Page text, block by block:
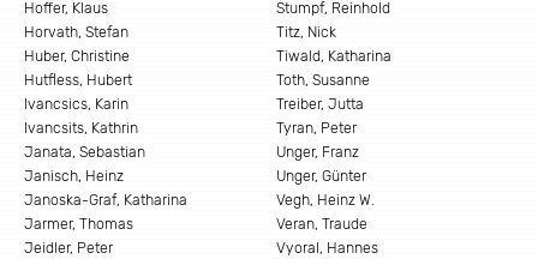
Hoffer, Klaus
Horvath, Stefan
Huber, Christine
Hutfless, Hubert
Ivancsics, Karin
Ivancsits, Kathrin
Janata, Sebastian
Janisch, Heinz
Janoska-Graf, Katharina
Jarmer, Thomas
Jeidler, Peter
Stumpf, Reinhold
Titz, Nick
Tiwald, Katharina
Toth, Susanne
Treiber, Jutta
Tyran, Peter
Unger, Franz
Unger, Günter
Vegh, Heinz W.
Veran, Traude
Vyoral, Hannes